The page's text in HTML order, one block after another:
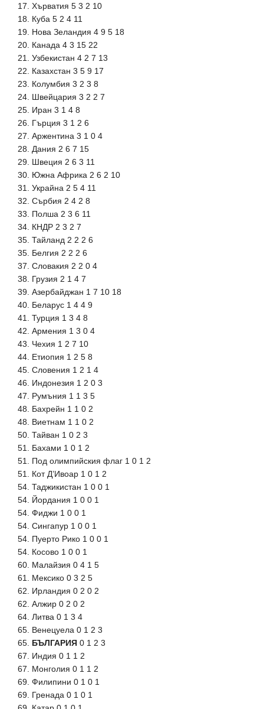
17. Хърватия 5 3 2 10
18. Куба 5 2 4 11
19. Нова Зеландия 4 9 5 18
20. Канада 4 3 15 22
21. Узбекистан 4 2 7 13
22. Казахстан 3 5 9 17
23. Колумбия 3 2 3 8
24. Швейцария 3 2 2 7
25. Иран 3 1 4 8
26. Гърция 3 1 2 6
27. Аржентина 3 1 0 4
28. Дания 2 6 7 15
29. Швеция 2 6 3 11
30. Южна Африка 2 6 2 10
31. Украйна 2 5 4 11
32. Сърбия 2 4 2 8
33. Полша 2 3 6 11
34. КНДР 2 3 2 7
35. Тайланд 2 2 2 6
35. Белгия 2 2 2 6
37. Словакия 2 2 0 4
38. Грузия 2 1 4 7
39. Азербайджан 1 7 10 18
40. Беларус 1 4 4 9
41. Турция 1 3 4 8
42. Армения 1 3 0 4
43. Чехия 1 2 7 10
44. Етиопия 1 2 5 8
45. Словения 1 2 1 4
46. Индонезия 1 2 0 3
47. Румъния 1 1 3 5
48. Бахрейн 1 1 0 2
48. Виетнам 1 1 0 2
50. Тайван 1 0 2 3
51. Бахами 1 0 1 2
51. Под олимпийския флаг 1 0 1 2
51. Кот Д’Ивоар 1 0 1 2
54. Таджикистан 1 0 0 1
54. Йордания 1 0 0 1
54. Фиджи 1 0 0 1
54. Сингапур 1 0 0 1
54. Пуерто Рико 1 0 0 1
54. Косово 1 0 0 1
60. Малайзия 0 4 1 5
61. Мексико 0 3 2 5
62. Ирландия 0 2 0 2
62. Алжир 0 2 0 2
64. Литва 0 1 3 4
65. Венецуела 0 1 2 3
65. БЪЛГАРИЯ 0 1 2 3
67. Индия 0 1 1 2
67. Монголия 0 1 1 2
69. Филипини 0 1 0 1
69. Гренада 0 1 0 1